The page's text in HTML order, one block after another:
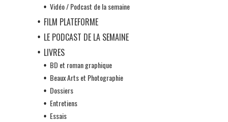
Vidéo / Podcast de la semaine
FILM PLATEFORME
LE PODCAST DE LA SEMAINE
LIVRES
BD et roman graphique
Beaux Arts et Photographie
Dossiers
Entretiens
Essais